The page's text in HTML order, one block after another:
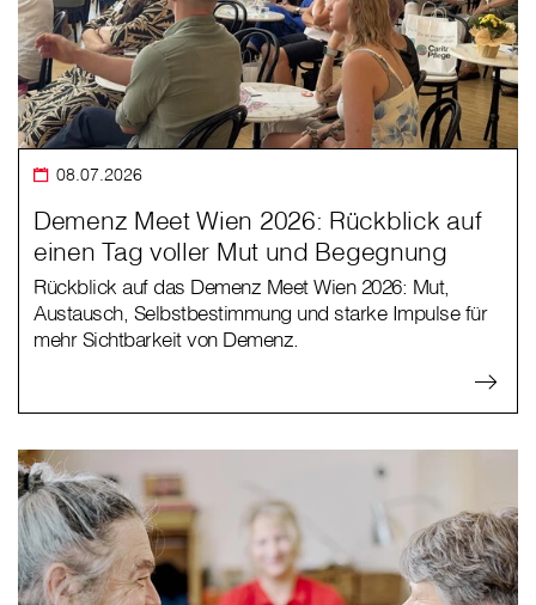
08.07.2026
Demenz Meet Wien 2026: Rückblick auf
einen Tag voller Mut und Begegnung
Rückblick auf das Demenz Meet Wien 2026: Mut,
Austausch, Selbstbestimmung und starke Impulse für
mehr Sichtbarkeit von Demenz.